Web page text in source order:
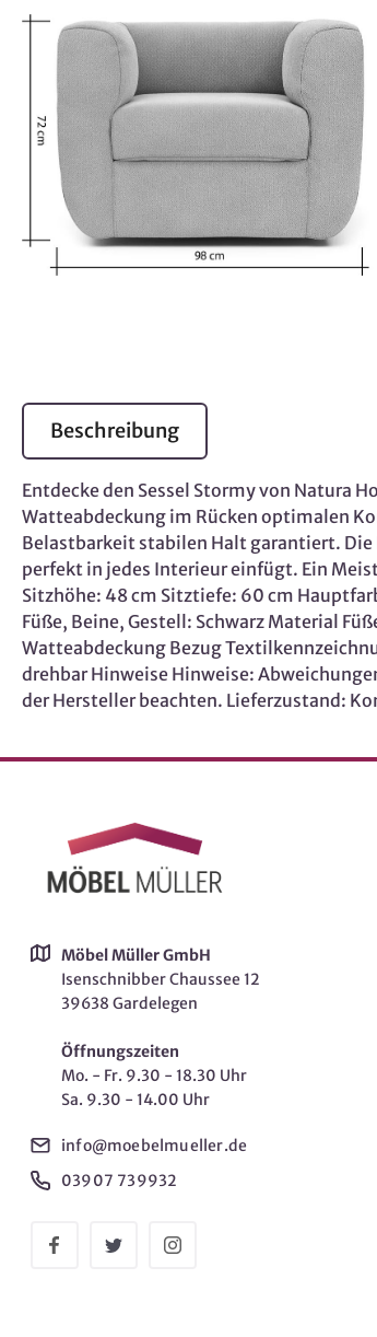
Beschreibung
Entdecke den Sessel Stormy von Natura
Watteabdeckung im Rücken optimalen
Belastbarkeit stabilen Halt garantiert.
perfekt in jedes Interieur einfügt. Ein
Sitzhöhe: 48 cm Sitztiefe: 60 cm
Füße, Beine, Gestell: Schwarz Material
Watteabdeckung Bezug
drehbar Hinweise Hinweise:
der Hersteller beachten. Lieferzustand:
Möbel Müller GmbH
Isenschnibber Chaussee 12
39638 Gardelegen
Öffnungszeiten
Mo. - Fr. 9.30 - 18.30 Uhr
Sa. 9.30 - 14.00 Uhr
info@moebelmueller.de
03907 739932